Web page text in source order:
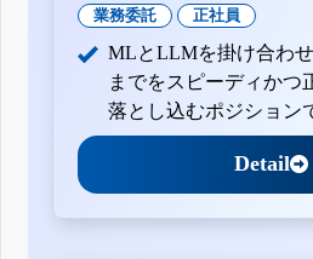
業務委託 正社員
MLとLLMを掛け合わ
までをスピーディかつ
落とし込むポジション
Detail